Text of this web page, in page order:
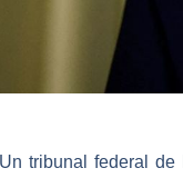
Un tribunal federal de